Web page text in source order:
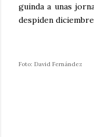
guinda a unas
despiden
Foto: David Fernández